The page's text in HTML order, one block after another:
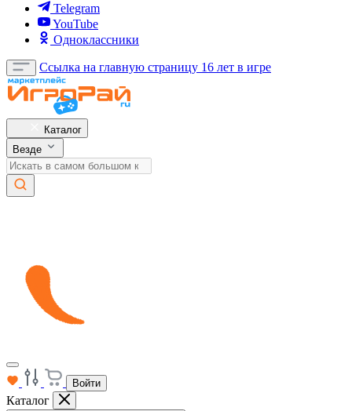
Telegram
YouTube
Одноклассники
Ссылка на главную страницу 16 лет в игре
Каталог
Везде
Войти
Каталог